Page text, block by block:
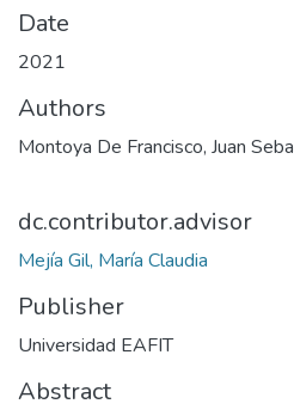
Date
2021
Authors
Montoya De Francisco, Juan
dc.contributor.advisor
Mejía Gil, María Claudia
Publisher
Universidad EAFIT
Abstract